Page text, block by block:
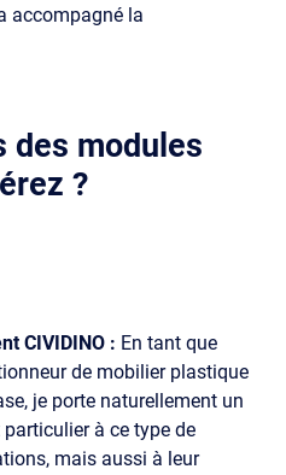
accompagné la
des modules
?
CIVIDINO : En tant que
de mobilier plastique
je porte naturellement un
particulier à ce type de
mais aussi à leur